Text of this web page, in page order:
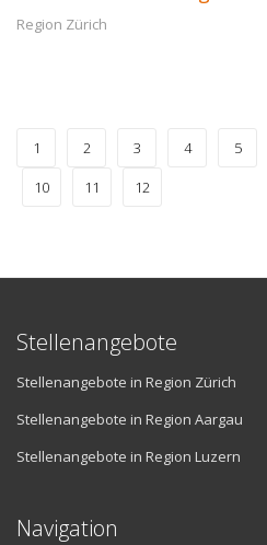
Region Zürich
1 2 3 4 5
10
11 12
Stellenangebote
Stellenangebote in Region Zürich
Stellenangebote in Region Aargau
Stellenangebote in Region Luzern
Navigation